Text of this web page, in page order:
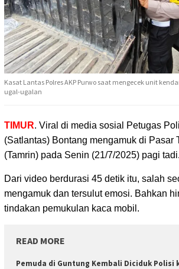
Kasat Lantas Polres AKP Purwo saat mengecek unit
ugal-ugalan
TIMUR. Viral di media sosial Petugas
(Satlantas) Bontang mengamuk di Pasar
(Tamrin) pada Senin (21/7/2025) pagi tadi.
Dari video berdurasi 45 detik itu, salah
mengamuk dan tersulut emosi. Bahkan
tindakan pemukulan kaca mobil.
READ MORE
Pemuda di Guntung Kembali Diciduk Polisi